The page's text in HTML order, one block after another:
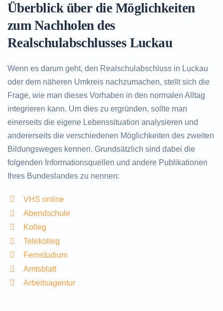
Alternativen zum nachträglichen Erwerb des
Realschulabschlusses in Luckau
Realschulabschlusses
Überblick über die Möglichkeiten
zum Nachholen des
Realschulabschlusses Luckau
Wenn es darum geht, den Realschulabschluss in Luckau
oder dem näheren Umkreis nachzumachen, stellt sich die
Frage, wie man dieses Vorhaben in den normalen Alltag
integrieren kann. Um dies zu ergründen, sollte man
einerseits die eigene Lebenssituation analysieren und
andererseits die verschiedenen Möglichkeiten des zweiten
Bildungsweges kennen. Grundsätzlich sind dabei die
folgenden Informationsquellen und andere Publikationen
Ihres Bundeslandes zu nennen:
VHS online
Abendschule
Kolleg
Telekolleg
Fernstudium
Amtsblatt
Arbeitsagentur